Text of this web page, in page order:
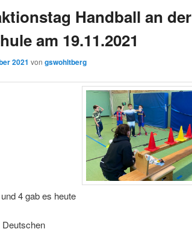
Handball an der
am 19.11.2021
2021 von gswohltberg
4 gab es heute
Deutschen